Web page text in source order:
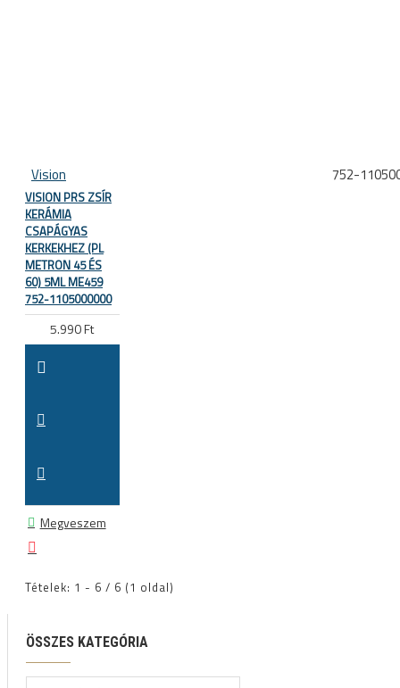
Vision 752-
VISION PRS ZSÍR
KERÁMIA
CSAPÁGYAS
KERKEKHEZ (PL
METRON 45 ÉS
60) 5ML ME459
752-1105000000
5.990 Ft
Megveszem
Tételek: 1 - 6 / 6 (1 oldal)
ÖSSZES KATEGÓRIA